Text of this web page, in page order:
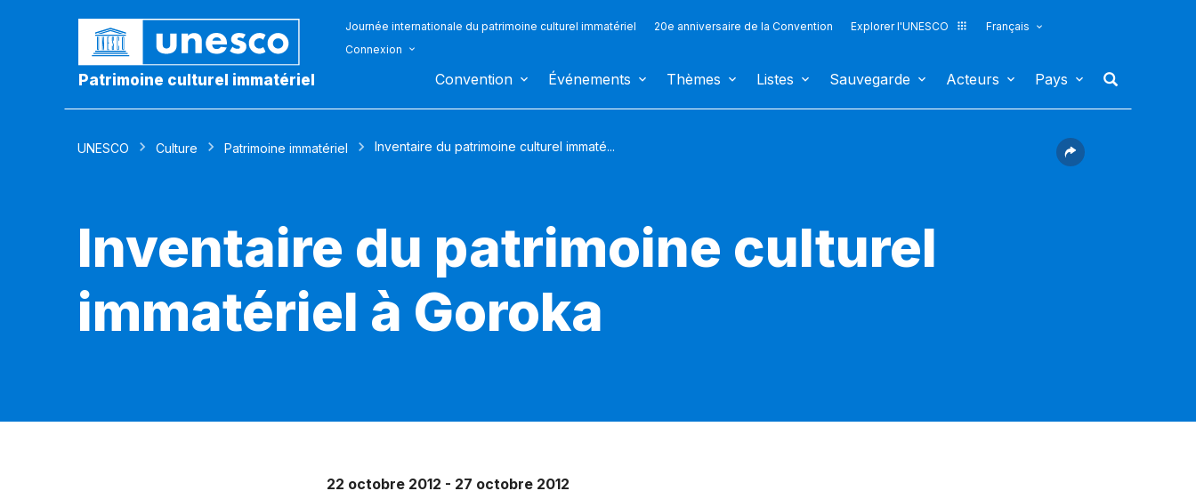
Patrimoine culturel immatériel
Journée internationale du patrimoine culturel immatériel 20e anniversaire de la Convention Explorer l'UNESCO
Français
Connexion
Convention Événements Thèmes Listes Sauvegarde Acteurs Pays
UNESCO Culture Patrimoine immatériel Inventaire du patrimoine culturel immaté...
Inventaire du patrimoine culturel
immatériel à Goroka
22 octobre 2012 - 27 octobre 2012